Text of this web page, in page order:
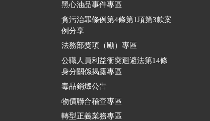
黑心油品事件專區
貪污治罪條例第4條第1項第3款案
例分享
法務部獎項（勵）專區
公職人員利益衝突迴避法第14條
身分關係揭露專區
毒品銷燬公告
物價聯合稽查專區
轉型正義業務專區